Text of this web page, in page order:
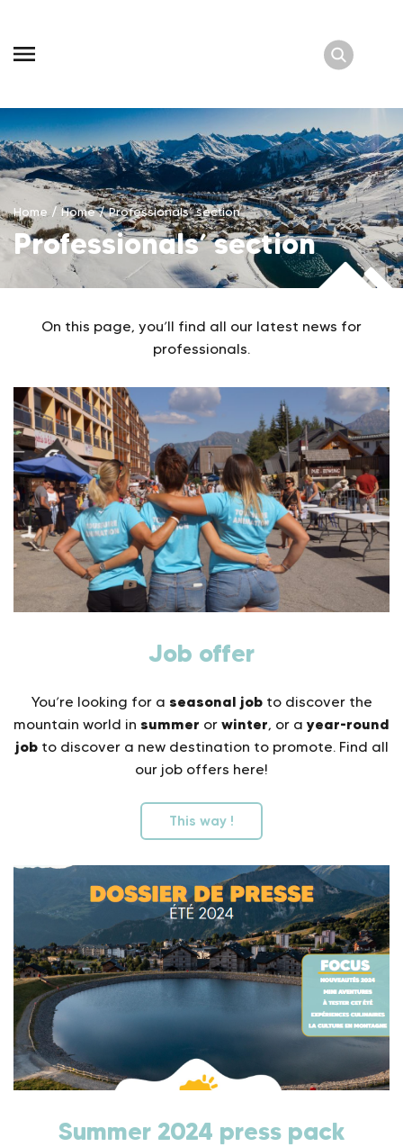
content
Home/Home/Professionals’ section
Professionals’ section
On this page, you’ll find all our latest news for
professionals.
Job offer
You’re looking for a seasonal jobto discover the
mountain world in summer or winter, or a year-round
jobto discover a new destination to promote. Find all
our job offers here!
This way !
Summer 2024 press pack